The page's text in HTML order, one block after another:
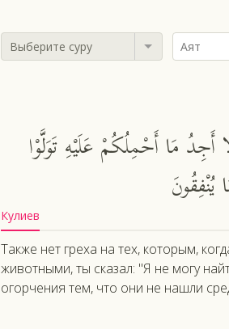
Выберите суру
مَا أَحْمِلُكُمْ عَلَيْهِ تَوَلَّوْا
Кулиев
Также нет греха на тех, которым,
животными, ты сказал: "Я не могу
огорчения тем, что они не нашли